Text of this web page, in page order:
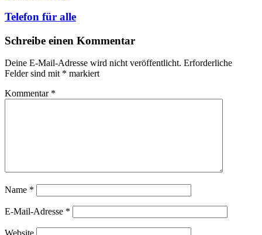
Telefon für alle
Schreibe einen Kommentar
Deine E-Mail-Adresse wird nicht veröffentlicht. Erforderliche
Felder sind mit * markiert
Kommentar *
Name *
E-Mail-Adresse *